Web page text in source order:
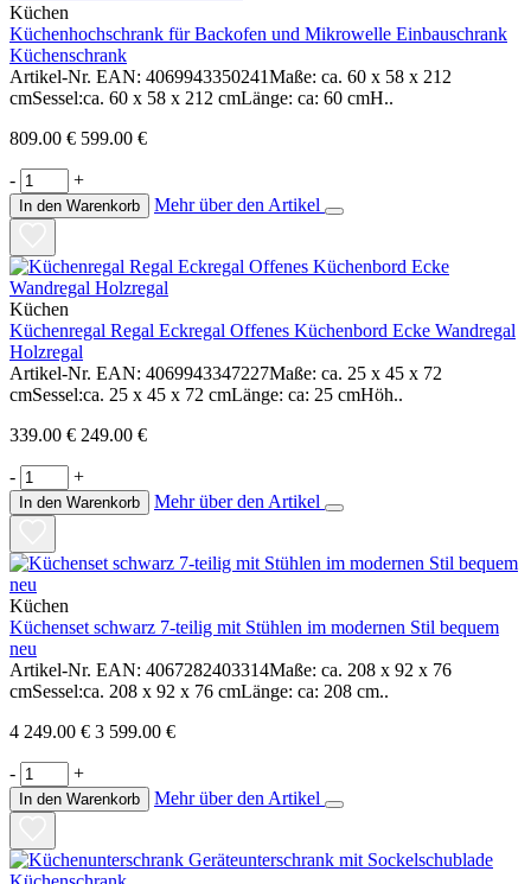
Küchen
Küchenhochschrank für Backofen und Mikrowelle Einbauschrank
Küchenschrank
Artikel-Nr. EAN: 4069943350241Maße: ca. 60 x 58 x 212
cmSessel:ca. 60 x 58 x 212 cmLänge: ca: 60 cmH..
809.00 € 599.00 €
- +
In den Warenkorb Mehr über den Artikel
Küchen
Küchenregal Regal Eckregal Offenes Küchenbord Ecke Wandregal
Holzregal
Artikel-Nr. EAN: 4069943347227Maße: ca. 25 x 45 x 72
cmSessel:ca. 25 x 45 x 72 cmLänge: ca: 25 cmHöh..
339.00 € 249.00 €
- +
In den Warenkorb Mehr über den Artikel
Küchen
Küchenset schwarz 7-teilig mit Stühlen im modernen Stil bequem
neu
Artikel-Nr. EAN: 4067282403314Maße: ca. 208 x 92 x 76
cmSessel:ca. 208 x 92 x 76 cmLänge: ca: 208 cm..
4 249.00 € 3 599.00 €
- +
In den Warenkorb Mehr über den Artikel